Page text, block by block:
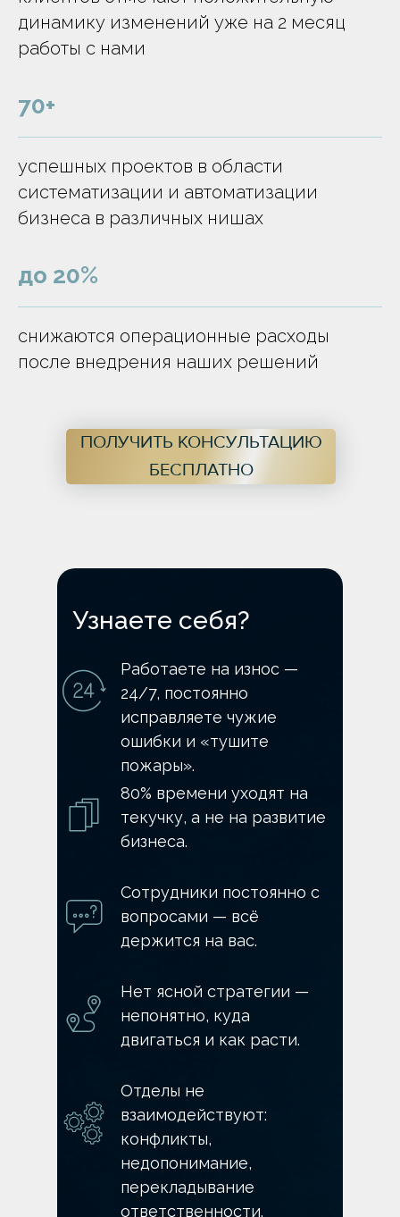
динамику изменений уже на 2 месяц
работы с нами
70+
успешных проектов в области
систематизации и автоматизации
бизнеса в различных нишах
до 20%
снижаются операционные расходы
после внедрения наших решений
ПОЛУЧИТЬ КОНСУЛЬТАЦИЮ
БЕСПЛАТНО
Узнаете себя?
Работаете на износ —
24/7, постоянно
исправляете чужие
ошибки и «тушите
пожары».
80% времени уходят на
текучку, а не на развитие
бизнеса.
Нет ясной стратегии —
непонятно, куда
двигаться и как расти.
Сотрудники постоянно с
вопросами — всё
держится на вас.
Отделы не
взаимодействуют:
конфликты,
недопонимание,
перекладывание
ответственности.